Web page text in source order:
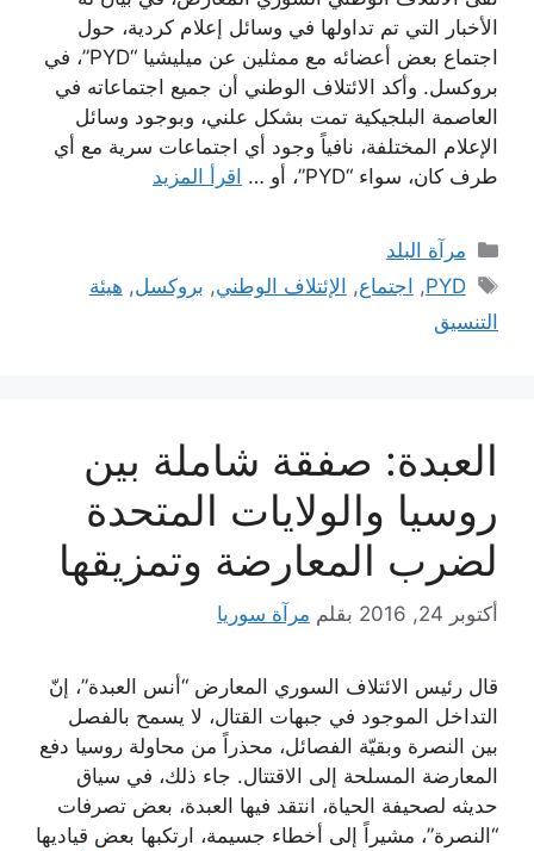
الأخبار التي تم تداولها في وسائل إعلام كردية، حول
اجتماع بعض أعضائه مع ممثلين عن ميليشيا “PYD”، في
بروكسل. وأكد الائتلاف الوطني أن جميع اجتماعاته في
العاصمة البلجيكية تمت بشكل علني، وبوجود وسائل
الإعلام المختلفة، نافياً وجود أي اجتماعات سرية مع أي
طرف كان، سواء “PYD”، أو …
اقرأ المزيد
التصنيفات
مرآة البلد
الوسوم
PYD
, اجتماع, الإئتلاف الوطني, بروكسل, هيئة
التنسيق
العبدة: صفقة شاملة بين
روسيا والولايات المتحدة
لضرب المعارضة وتمزيقها
أكتوبر 24, 2016 بقلم مرآة سوريا
قال رئيس الائتلاف السوري المعارض “أنس العبدة”، إنّ
التداخل الموجود في جبهات القتال، لا يسمح بالفصل
بين النصرة وبقيّة الفصائل، محذراً من محاولة روسيا دفع
المعارضة المسلحة إلى الاقتتال. جاء ذلك، في سياق
حديثه لصحيفة الحياة، انتقد فيها العبدة، بعض تصرفات
“النصرة”، مشيراً إلى أخطاء جسيمة، ارتكبها بعض قياديها